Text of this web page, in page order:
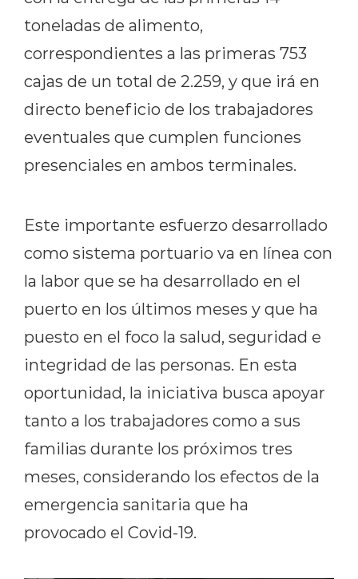
toneladas de alimento,
correspondientes a las primeras 753
cajas de un total de 2.259, y que irá en
directo beneficio de los trabajadores
eventuales que cumplen funciones
presenciales en ambos terminales.
Este importante esfuerzo desarrollado
como sistema portuario va en línea con
la labor que se ha desarrollado en el
puerto en los últimos meses y que ha
puesto en el foco la salud, seguridad e
integridad de las personas. En esta
oportunidad, la iniciativa busca apoyar
tanto a los trabajadores como a sus
familias durante los próximos tres
meses, considerando los efectos de la
emergencia sanitaria que ha
provocado el Covid-19.